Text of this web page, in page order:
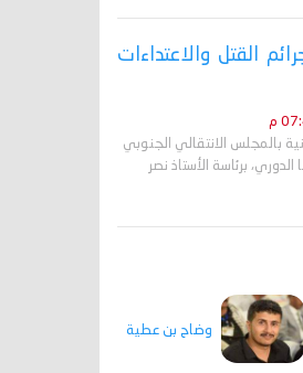
القتل والاعتداءات
بالمجلس الانتقالي الجنوبي
الدوري، برئاسة الأستاذ نصر
وضاح بن عطية